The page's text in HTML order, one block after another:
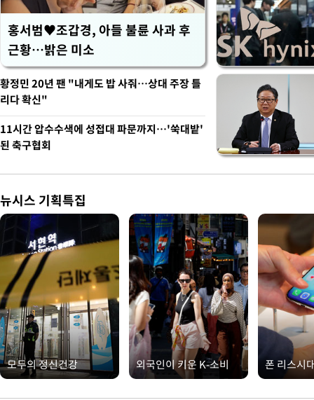
홍서범♥조갑경, 아들 불륜 사과 후
근황…밝은 미소
황정민 20년 팬 "내게도 밥 사줘…상대 주장 틀
리다 확신"
11시간 압수수색에 성접대 파문까지…'쑥대밭'
된 축구협회
뉴시스 기획특집
모두의 정신건강 외국인이 키운 K-소비 폰 리스시